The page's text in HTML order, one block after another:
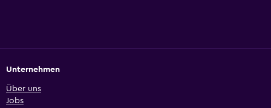
Unternehmen
Über uns
Jobs